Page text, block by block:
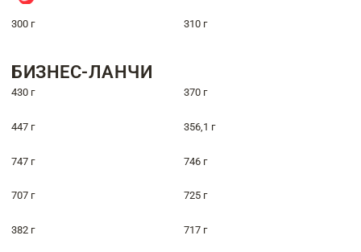
300 г 310 г
БИЗНЕС-ЛАНЧИ
430 г 370 г
447 г 356,1 г
747 г 746 г
707 г 725 г
382 г 717 г